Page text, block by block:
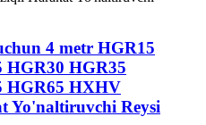
4 metr HGR15
HGR30 HGR35
HGR65 HXHV
Yo'naltiruvchi Reysi